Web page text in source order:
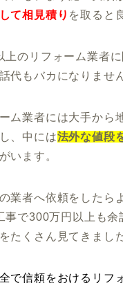
て相見積り を取ると
上のリフォーム業者
代もバカになりませ
ム業者には大手から
、中には法外な値段
がいます。
業者へ依頼をしたら
事で300万円以上も余
たくさん見てきまし
で信頼をおけるリフ